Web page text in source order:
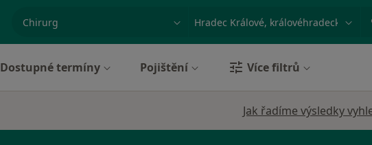
Město nebo region
Dostupné termíny Pojištění Více filtrů
Jak řadíme výsledky